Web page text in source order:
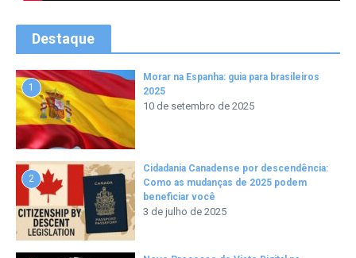
Destaque
1
Morar na Espanha: guia para brasileiros
2025
10 de setembro de 2025
2
Cidadania Canadense por descendência:
Como as mudanças de 2025 podem
beneficiar você
3 de julho de 2025